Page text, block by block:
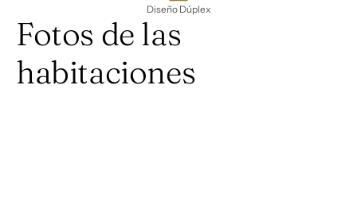
Diseño Dúplex
Fotos de las
habitaciones